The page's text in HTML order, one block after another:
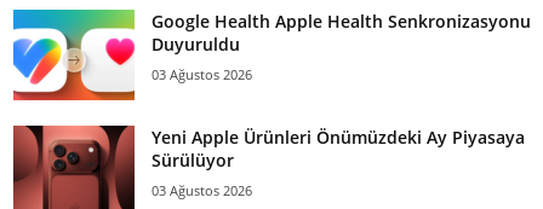
Google Health Apple Health Senkronizasyonu
Duyuruldu
03 Ağustos 2026
Yeni Apple Ürünleri Önümüzdeki Ay Piyasaya
Sürülüyor
03 Ağustos 2026